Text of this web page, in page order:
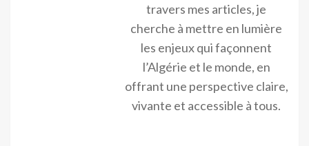
travers mes articles, je
cherche à mettre en lumière
les enjeux qui façonnent
l’Algérie et le monde, en
offrant une perspective claire,
vivante et accessible à tous.